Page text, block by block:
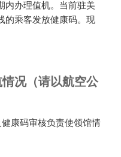
内办理值机。当前驻美
的乘客发放健康码。现
况（请以航空公
康码审核负责使领馆情